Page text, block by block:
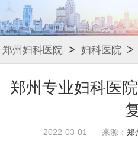
郑州妇科医院 > 妇科医院 >
郑州专业妇科医
2022-03-01 来源： 郑